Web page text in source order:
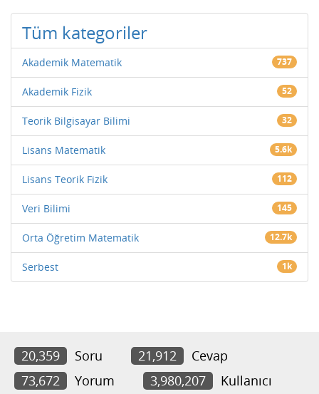
Tüm kategoriler
Akademik Matematik 737
Akademik Fizik 52
Teorik Bilgisayar Bilimi 32
Lisans Matematik 5.6k
Lisans Teorik Fizik 112
Veri Bilimi 145
Orta Öğretim Matematik 12.7k
Serbest 1k
20,359 Soru 21,912
Cevap
73,672
Yorum 3,980,207 Kullanıcı